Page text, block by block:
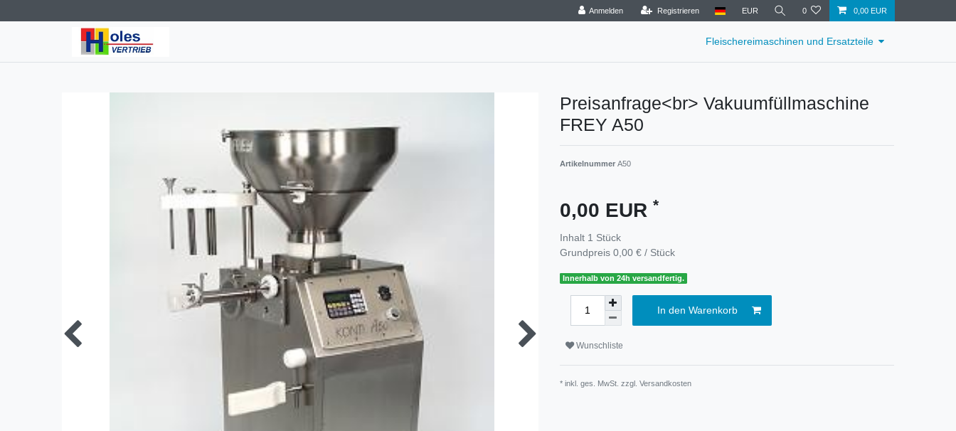
Anmelden Registrieren EUR 0 0,00 EUR
Fleischereimaschinen und Ersatzteile
Preisanfrage<br> Vakuumfüllmaschine
FREY A50
Artikelnummer A50
0,00 EUR *
Inhalt 1 Stück
Grundpreis 0,00 € / Stück
Innerhalb von 24h versandfertig.
In den Warenkorb
Wunschliste
* inkl. ges. MwSt. zzgl. Versandkosten